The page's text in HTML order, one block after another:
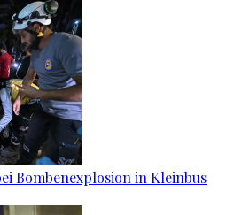
Bombenexplosion in Kleinbus